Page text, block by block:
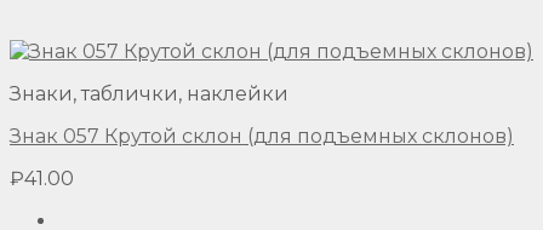
Знаки, таблички, наклейки
Знак 057 Крутой склон (для подъемных склонов)
₽41.00